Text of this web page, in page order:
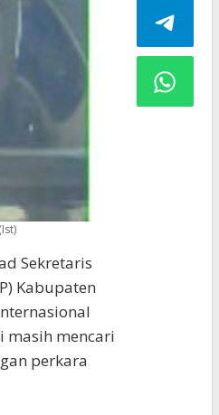
Sekretaris
Kabupaten
masih mencari
perkara